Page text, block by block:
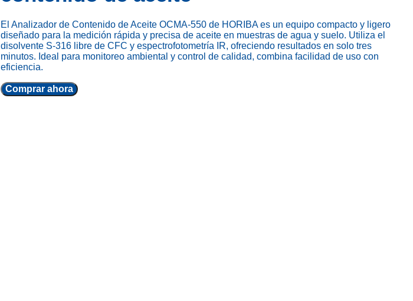
El Analizador de Contenido de Aceite OCMA-550 de HORIBA es un equipo compacto y ligero
diseñado para la medición rápida y precisa de aceite en muestras de agua y suelo. Utiliza el
disolvente S-316 libre de CFC y espectrofotometría IR, ofreciendo resultados en solo tres
minutos. Ideal para monitoreo ambiental y control de calidad, combina facilidad de uso con
eficiencia.
Comprar ahora